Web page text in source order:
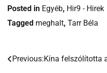
Posted in Egyéb, Hir9 - Hirek
Tagged meghalt, Tarr Béla
Bejegyzés
Previous:Kína felszólította